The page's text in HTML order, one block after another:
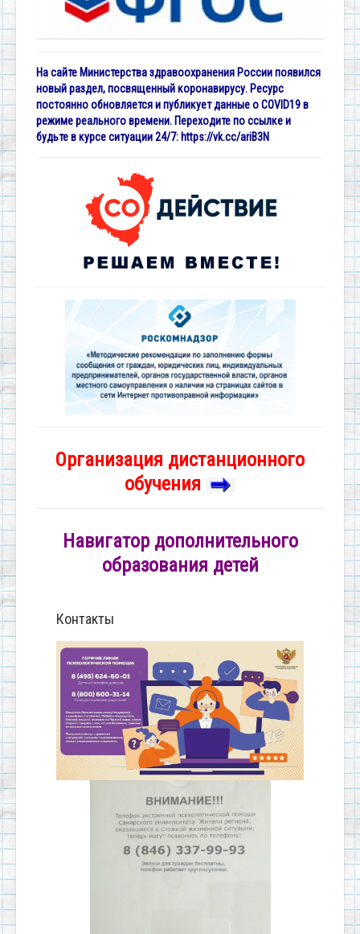
На сайте Министерства здравоохранения России появился
новый раздел, посвященный коронавирусу. Ресурс
постоянно обновляется и публикует данные о COVID19 в
режиме реального времени. Переходите по ссылке и
будьте в курсе ситуации 24/7: https://vk.cc/ariB3N
Организация дистанционного
обучения
Навигатор дополнительного
образования детей
Контакты